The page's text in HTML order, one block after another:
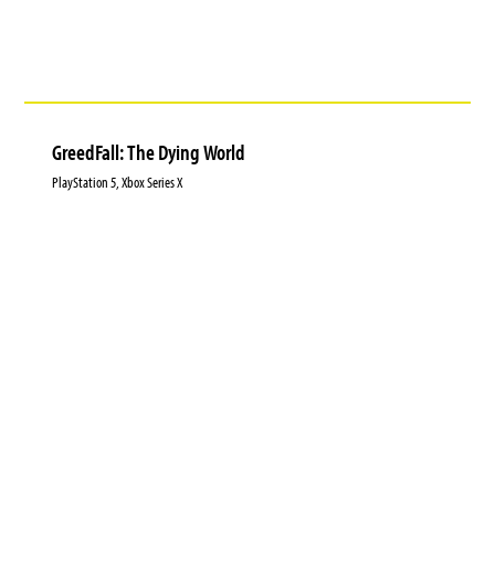
GreedFall: The Dying World
PlayStation 5, Xbox Series X